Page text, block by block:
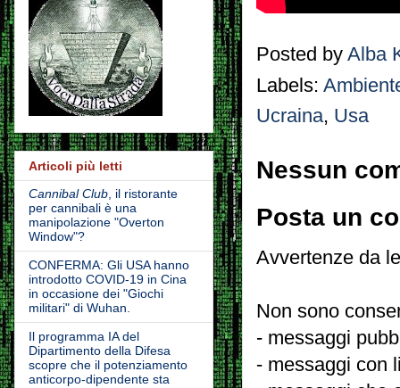
Posted by Alba
Labels:
Ucraina, Usa
Nessun
Posta un
Avvertenze da
Non sono
- messaggi
- messaggi con
Articoli più letti
Cannibal Club, il ristorante
per cannibali è una
manipolazione "Overton
Window"?
CONFERMA: Gli USA hanno
introdotto COVID-19 in Cina
in occasione dei "Giochi
militari" di Wuhan.
Il programma IA del
Dipartimento della Difesa
scopre che il potenziamento
anticorpo-dipendente sta